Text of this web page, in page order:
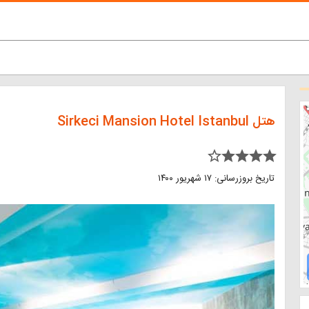
هتل Sirkeci Mansion Hotel Istanbul
star_border star star star star
تاریخ بروزرسانی: ۱۷ شهریور ۱۴۰۰